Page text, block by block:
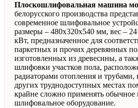
Плоскошлифовальная машина
белорусского производства
современное шлифовальное
размеры – 480х320х540 мм, вес –
кВт, предназначенное для
паркетных и прочих деревянных
изготовленных из древесины, а
шлифовки участков пола,
радиаторами отопления и трубами,
других труднодоступных местах
крайне сложно применять обычное
шлифовальное оборудование.